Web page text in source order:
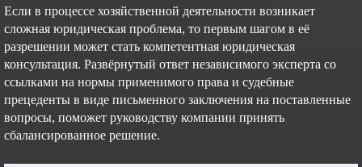
Если в процессе хозяйственной деятельности возникает
сложная юридическая проблема, то первым шагом в её
разрешении может стать компетентная юридическая
консультация. Развёрнутый ответ независимого эксперта со
ссылками на нормы применимого права и судебные
прецеденты в виде письменного заключения на поставленные
вопросы, поможет руководству компании принять
сбалансированное решение.